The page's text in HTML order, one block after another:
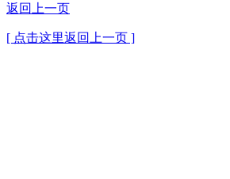
返回上一页
[ 点击这里返回上一页 ]